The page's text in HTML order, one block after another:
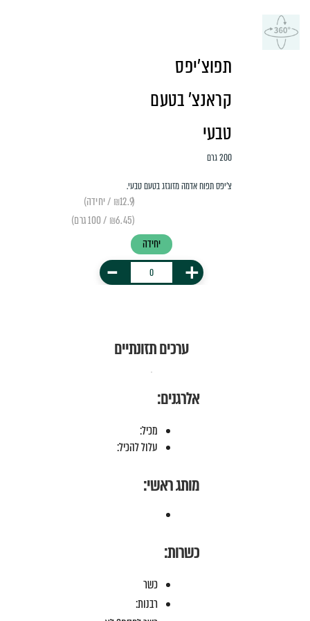
תפוצ'יפס
קראנצ׳ בטעם
טבעי
200 גרם
צ׳יפס תפוח אדמה מזוגזג בטעם טבעי.
(₪12.9 / יחידה)
(₪6.45 / 100 גרם)
יחידה
+
-
ערכים תזונתיים
אלרגנים:
מכיל:
עלול להכיל:
מותג ראשי:
כשרות:
כשר
רבנות: